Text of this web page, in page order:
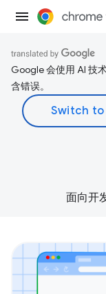
Google 会使用 AI 技
含错误。
面向开